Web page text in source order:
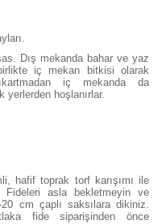
Dış mekanda bahar ve yaz
iç mekan bitkisi olarak
iç mekanda da
yerlerden hoşlanırlar.
hafif toprak torf karışımı ile
Fideleri asla bekletmeyin ve
cm çaplı saksılara dikiniz.
fide siparişinden önce